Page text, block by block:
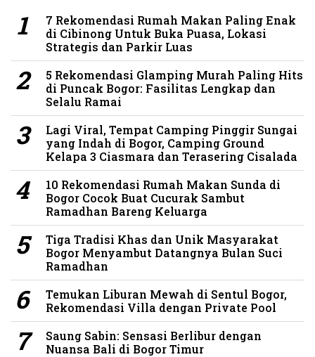
7 Rekomendasi Rumah Makan Paling Enak
di Cibinong Untuk Buka Puasa, Lokasi
Strategis dan Parkir Luas
5 Rekomendasi Glamping Murah Paling Hits
di Puncak Bogor: Fasilitas Lengkap dan
Selalu Ramai
Lagi Viral, Tempat Camping Pinggir Sungai
yang Indah di Bogor, Camping Ground
Kelapa 3 Ciasmara dan Terasering Cisalada
10 Rekomendasi Rumah Makan Sunda di
Bogor Cocok Buat Cucurak Sambut
Ramadhan Bareng Keluarga
Tiga Tradisi Khas dan Unik Masyarakat
Bogor Menyambut Datangnya Bulan Suci
Ramadhan
Temukan Liburan Mewah di Sentul Bogor,
Rekomendasi Villa dengan Private Pool
Saung Sabin: Sensasi Berlibur dengan
Nuansa Bali di Bogor Timur